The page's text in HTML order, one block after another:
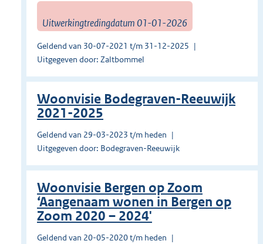
Uitwerkingtredingdatum 01-01-2026
Geldend van 30-07-2021 t/m 31-12-2025
Uitgegeven door: Zaltbommel
Woonvisie Bodegraven-Reeuwijk
2021-2025
Geldend van 29-03-2023 t/m heden
Uitgegeven door: Bodegraven-Reeuwijk
Woonvisie Bergen op Zoom
‘Aangenaam wonen in Bergen op
Zoom 2020 – 2024'
Geldend van 20-05-2020 t/m heden